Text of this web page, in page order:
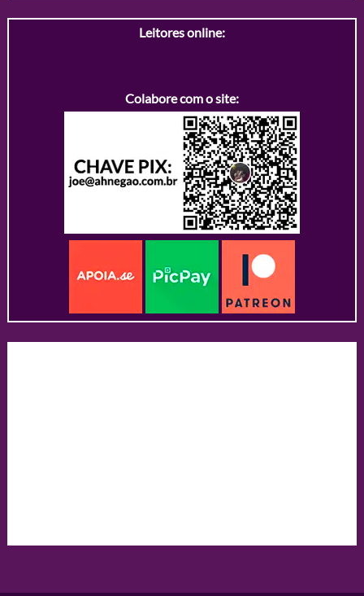
Leitores online:
Colabore com o site: